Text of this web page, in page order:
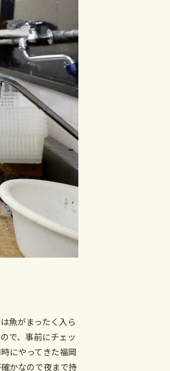
魚がまったく入ら
で、事前にチェッ
にやってきた福岡
かなので夜まで持